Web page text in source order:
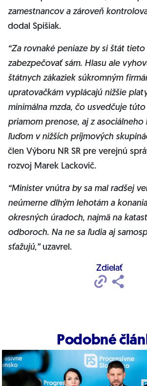
zamestnancov a zároveň
dodal Spišiak.
“Za rovnaké peniaze by si štát
zabezpečovať sám. Hlasu ale
štátnych zákaziek súkromným
upratovačkám vyplácajú nižšie
minimálna mzda, čo usvedčuje túto
priamom prenose, aj z asociálneho
ľuďom v nižších príjmových
člen Výboru NR SR pre verejnú
rozvoj Marek Lackovič.
“Minister vnútra by sa mal radšej
neúmerne dlhým lehotám a
okresných úradoch, najmä na
odboroch. Na ne sa ľudia aj
sťažujú,” uzavrel.
Zdielať
Podobné